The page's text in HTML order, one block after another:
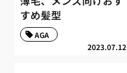
すめ髪型
2023.07.12
AGA